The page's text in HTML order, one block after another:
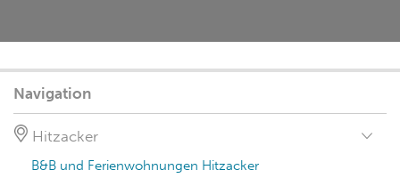
Navigation
Hitzacker
B&B und Ferienwohnungen Hitzacker